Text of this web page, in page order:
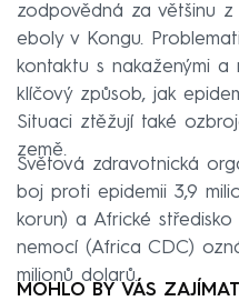
zodpovědná za většinu z
eboly v Kongu.
kontaktu s nakaženými
klíčový způsob, jak
Situaci ztěžují také
země.
Světová zdravotnická
boj proti epidemii 3,9
korun) a Africké
nemocí (Africa CDC)
milionů dolarů.
MOHLO BY VÁS